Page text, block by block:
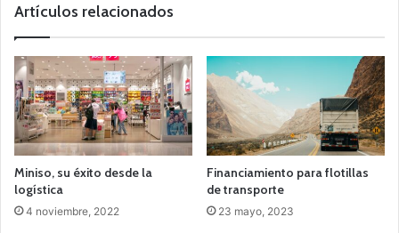
Artículos relacionados
Miniso, su éxito desde la
logística
4 noviembre, 2022
Financiamiento para flotillas
de transporte
23 mayo, 2023